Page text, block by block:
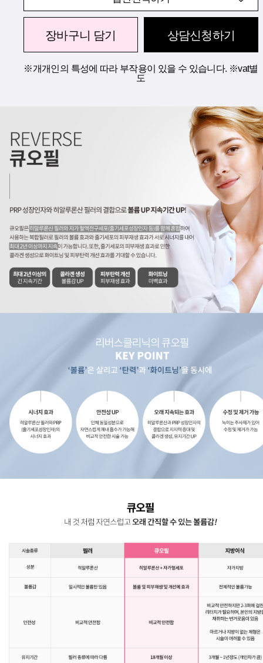
장바구니 담기 상담신청하기
※개개인의 특성에 따라 부작용이 있을 수 있습니다. ※vat별
도